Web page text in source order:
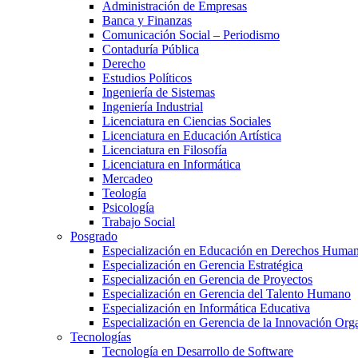
Administración de Empresas
Banca y Finanzas
Comunicación Social – Periodismo
Contaduría Pública
Derecho
Estudios Políticos
Ingeniería de Sistemas
Ingeniería Industrial
Licenciatura en Ciencias Sociales
Licenciatura en Educación Artística
Licenciatura en Filosofía
Licenciatura en Informática
Mercadeo
Teología
Psicología
Trabajo Social
Posgrado
Especialización en Educación en Derechos
Especialización en Gerencia Estratégica
Especialización en Gerencia de Proyectos
Especialización en Gerencia del Talento Humano
Especialización en Informática Educativa
Especialización en Gerencia de la Innovación
Tecnologías
Tecnología en Desarrollo de Software